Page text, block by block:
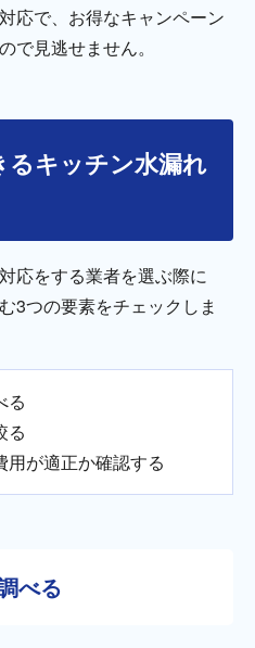
応で、お得なキャンペーン
で見逃せません。
るキッチン水漏れ
応をする業者を選ぶ際に
3つの要素をチェックしま
る
る
用が適正か確認する
べる